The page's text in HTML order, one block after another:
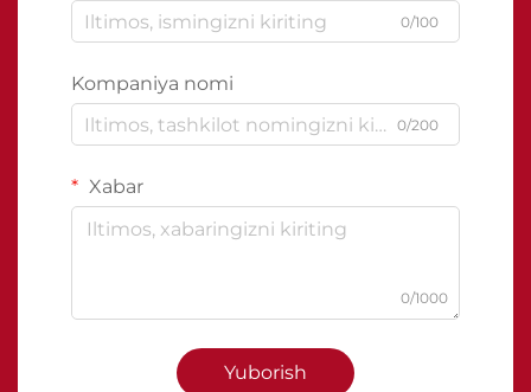
0/100
Kompaniya nomi
0/200
Xabar
0/1000
Yuborish